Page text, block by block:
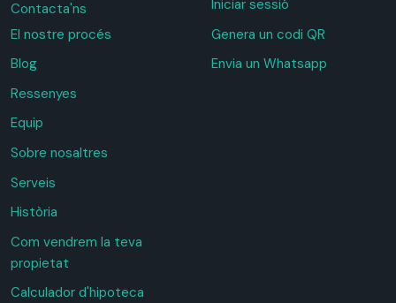
Contacta'ns
El nostre procés
Blog
Ressenyes
Equip
Sobre nosaltres
Serveis
Història
Com vendrem la teva
propietat
Calculador d'hipoteca
Iniciar sessió
Genera un codi QR
Envia un Whatsapp